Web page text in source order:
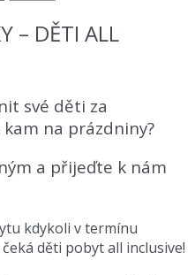
– DĚTI ALL
své děti za
kam na prázdniny?
a přijeďte k nám
kdykoli v termínu
děti pobyt all inclusive!